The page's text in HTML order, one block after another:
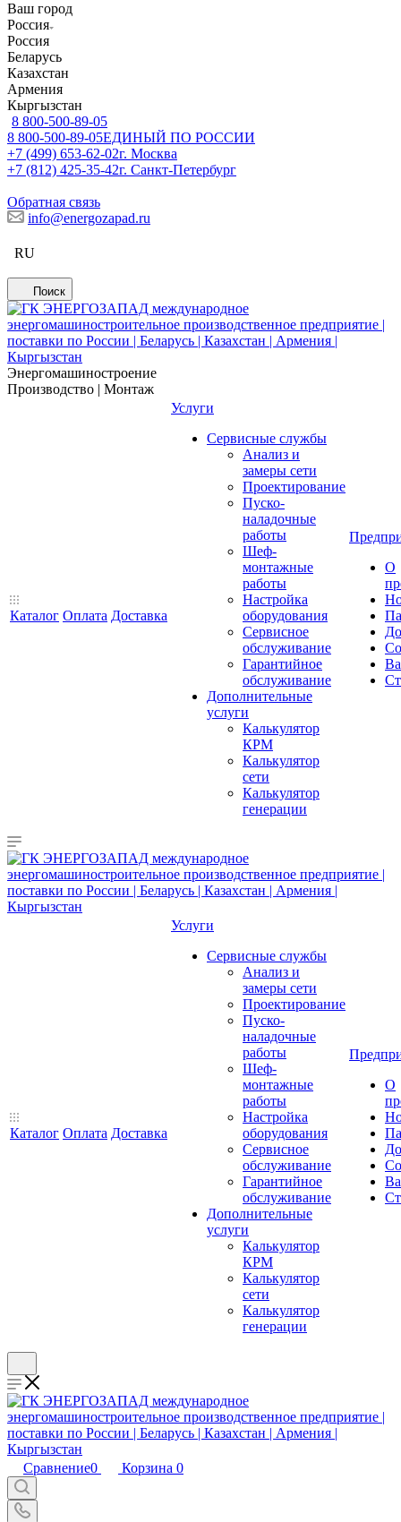
Ваш город
Россия
Россия
Беларусь
Казахстан
Армения
Кыргызстан
8 800-500-89-05
8 800-500-89-05ЕДИНЫЙ ПО РОССИИ
+7 (499) 653-62-02г. Москва
+7 (812) 425-35-42г. Санкт-Петербург
Обратная связь
info@energozapad.ru
RU
Поиск
Энергомашиностроение
Производство | Монтаж
Каталог Оплата Доставка
Услуги
Сервисные службы
Анализ и
замеры сети
Проектирование
Пуско-
наладочные
работы
Шеф-
монтажные
работы
Настройка
оборудования
Сервисное
обслуживание
Гарантийное
обслуживание
Дополнительные
услуги
Калькулятор
КРМ
Калькулятор
сети
Калькулятор
генерации
О
Каталог Оплата Доставка
Услуги
Сервисные службы
Анализ и
замеры сети
Проектирование
Пуско-
наладочные
работы
Шеф-
монтажные
работы
Настройка
оборудования
Сервисное
обслуживание
Гарантийное
обслуживание
Дополнительные
услуги
Калькулятор
КРМ
Калькулятор
сети
Калькулятор
генерации
О
Сравнение0 Корзина 0